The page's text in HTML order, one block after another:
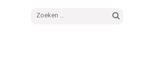
Zoeken